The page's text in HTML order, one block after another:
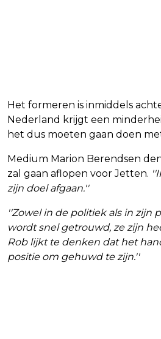
Het formeren is inmiddels
Nederland krijgt een
het dus moeten gaan doen
Medium Marion Berendsen
zal gaan aflopen voor Jetten.
zijn doel afgaan.''
''Zowel in de politiek als in zijn
wordt snel getrouwd, ze zijn
Rob lijkt te denken dat het
positie om gehuwd te zijn.''